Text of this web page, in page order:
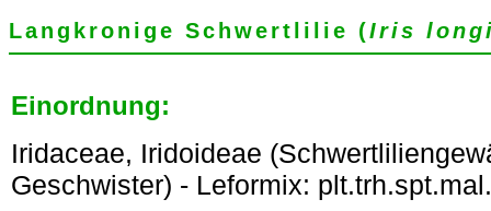
Langkronige Schwertlilie (Iris
Einordnung:
Iridaceae, Iridoideae
Geschwister) - Leformix: